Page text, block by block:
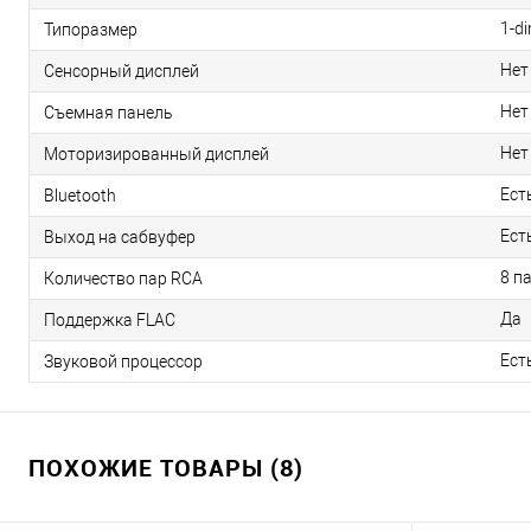
Типоразмер 1-
Сенсорный дисплей Нет
Съемная панель Нет
Моторизированный дисплей Нет
Bluetooth
Выход на сабвуфер
Количество пар RCA 8
Поддержка FLAC Да
Звуковой процессор
ПОХОЖИЕ ТОВАРЫ (8)